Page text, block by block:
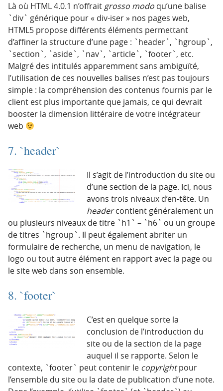
Là où HTML 4.0.1 n’offrait grosso modo qu’une balise
`div` générique pour « div-iser » nos pages web,
HTML5 propose différents éléments permettant
d’affiner la structure d’une page : `header`, `hgroup`,
`section`, `aside`, `nav`, `article`, `footer`, etc.
Malgré des intitulés apparemment sans ambiguïté,
l’utilisation de ces nouvelles balises n’est pas toujours
simple : la compréhension des contenus fournis par le
client est plus importante que jamais, ce qui devrait
booster la dimension littéraire de votre intégrateur
web
7. `header`
Il s’agit de l’introduction du site ou
d’une section de la page. Ici, nous
avons trois niveaux d’en-tête. Un
headercontient généralement un
ou plusieurs niveaux de titre `h1` – `h6` ou un groupe
de titres `hgroup`. Il peut également abriter un
formulaire de recherche, un menu de navigation, le
logo ou tout autre élément en rapport avec la page ou
le site web dans son ensemble.
8. `footer`
C’est en quelque sorte la
conclusion de l’introduction du
site ou de la section de la page
auquel il se rapporte. Selon le
contexte, `footer` peut contenir le copyrightpour
l’ensemble du site ou la date de publication d’une note.